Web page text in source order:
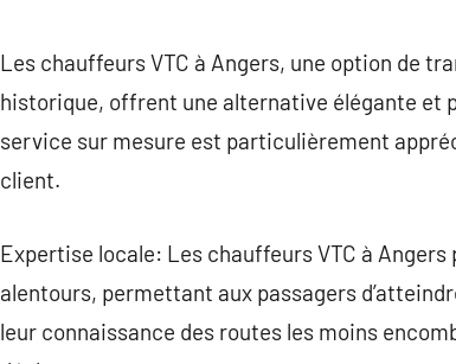
Les chauffeurs VTC à Angers, une option de
historique, offrent une alternative élégante et
service sur mesure est particulièrement
client.
Expertise locale: Les chauffeurs VTC à
alentours, permettant aux passagers
leur connaissance des routes les moins